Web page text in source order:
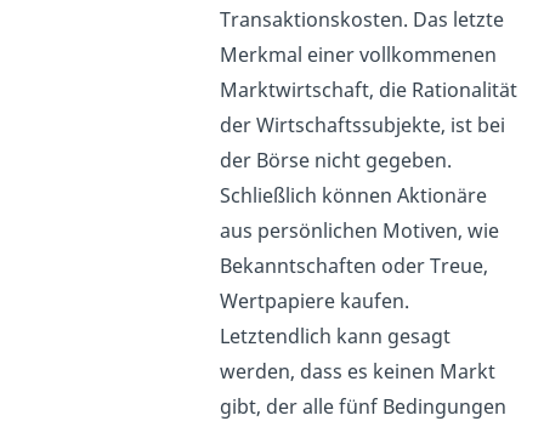
Transaktionskosten. Das letzte
Merkmal einer vollkommenen
Marktwirtschaft, die Rationalität
der Wirtschaftssubjekte, ist bei
der Börse nicht gegeben.
Schließlich können Aktionäre
aus persönlichen Motiven, wie
Bekanntschaften oder Treue,
Wertpapiere kaufen.
Letztendlich kann gesagt
werden, dass es keinen Markt
gibt, der alle fünf Bedingungen